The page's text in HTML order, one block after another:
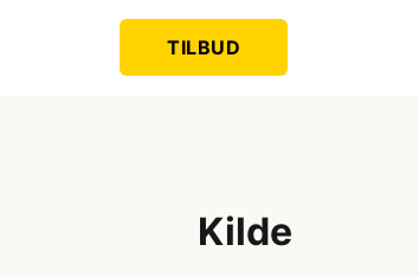
TILBUD
Kilde